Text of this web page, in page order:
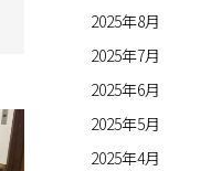
2025年8月
2025年7月
2025年6月
2025年5月
2025年4月